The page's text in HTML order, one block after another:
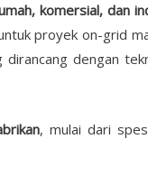
komersial, dan
proyek on-grid
dirancang dengan
, mulai dari